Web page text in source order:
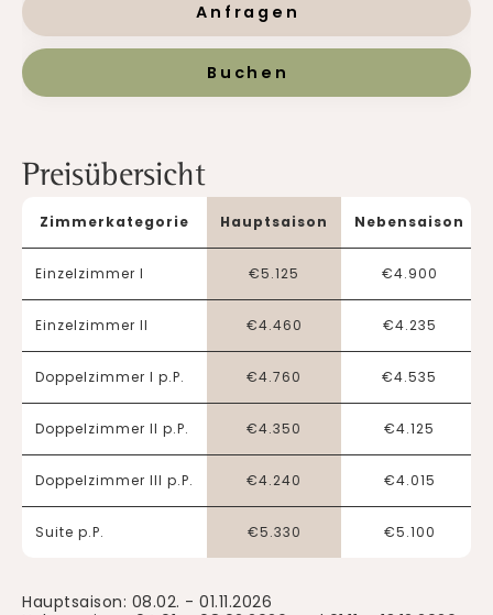
Anfragen
Buchen
Preisübersicht
Zimmerkategorie
Einzelzimmer I
Einzelzimmer II
Doppelzimmer I p.P.
Doppelzimmer II p.P.
Doppelzimmer III p.P.
Suite p.P.
Hauptsaison
€5.125
€4.460
€4.760
€4.350
€4.240
€5.330
Nebensaison
€4.900
€4.235
€4.535
€4.125
€4.015
€5.100
Hauptsaison: 08.02. - 01.11.2026